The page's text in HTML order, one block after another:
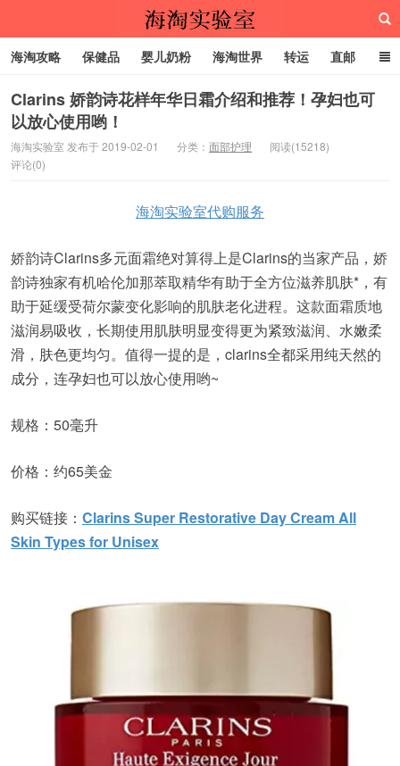
海淘实验室
海淘攻略 保健品 婴儿奶粉 海淘世界 转运 直邮
代购服务
Clarins 娇韵诗花样年华日霜介绍和推荐！孕妇也可
以放心使用哟！
海淘实验室 发布于 2019-02-01 分类： 面部护理
阅读(15218)
评论(0)
海淘实验室代购服务
娇韵诗Clarins多元面霜绝对算得上是Clarins的当家产品，娇
韵诗独家有机哈伦加那萃取精华有助于全方位滋养肌肤*，有
助于延缓受荷尔蒙变化影响的肌肤老化进程。这款面霜质地
滋润易吸收，长期使用肌肤明显变得更为紧致滋润、水嫩柔
滑，肤色更均匀。值得一提的是，clarins全都采用纯天然的
成分，连孕妇也可以放心使用哟~
规格：50毫升
价格：约65美金
购买链接： Clarins Super Restorative Day Cream All
Skin Types for Unisex